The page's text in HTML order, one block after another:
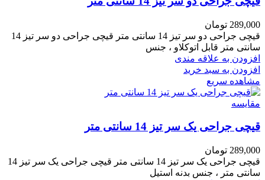
289,000 تومان
قیچی جراحی دو سر تیز 14 سانتی متر قیچی جراحی دو سر تیز 14
سانتی متر قابل اتوکلاو ، جنس
افزودن به علاقه مندی
افزودن به سبد خرید
مشاهده سریع
مقایسه
قیچی جراحی یک سر تیز 14 سانتی متر
289,000 تومان
قیچی جراحی یک سر تیز 14 سانتی متر قیچی جراحی یک سر تیز 14
سانتی متر ، جنس بدنه استیل